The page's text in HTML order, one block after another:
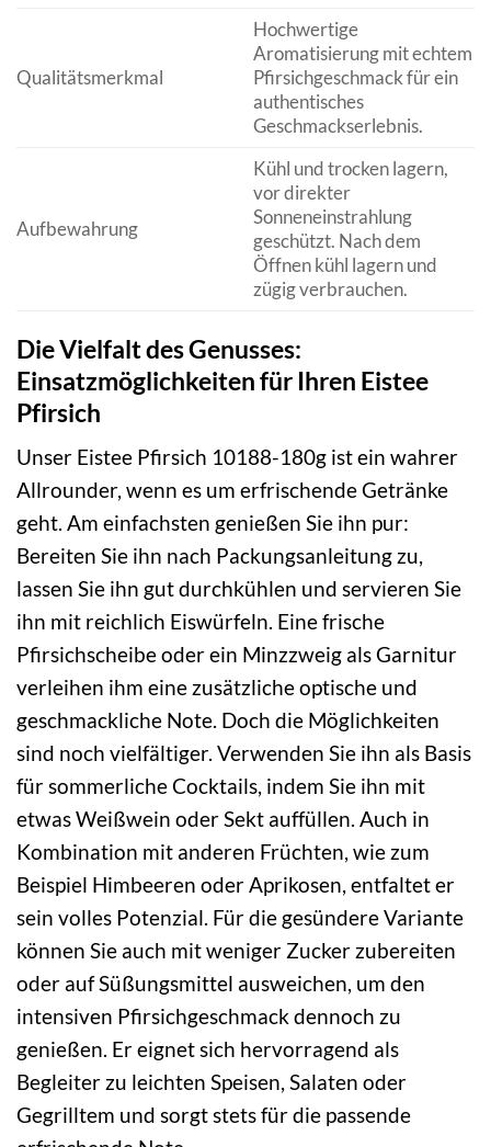
Qualitätsmerkmal
Hochwertige
Aromatisierung mit echtem
Pfirsichgeschmack für ein
authentisches
Geschmackserlebnis.
Aufbewahrung
Kühl und trocken lagern,
vor direkter
Sonneneinstrahlung
geschützt. Nach dem
Öffnen kühl lagern und
zügig verbrauchen.
Die Vielfalt des Genusses:
Einsatzmöglichkeiten für Ihren Eistee
Pfirsich
Unser Eistee Pfirsich 10188-180g ist ein wahrer
Allrounder, wenn es um erfrischende Getränke
geht. Am einfachsten genießen Sie ihn pur:
Bereiten Sie ihn nach Packungsanleitung zu,
lassen Sie ihn gut durchkühlen und servieren Sie
ihn mit reichlich Eiswürfeln. Eine frische
Pfirsichscheibe oder ein Minzzweig als Garnitur
verleihen ihm eine zusätzliche optische und
geschmackliche Note. Doch die Möglichkeiten
sind noch vielfältiger. Verwenden Sie ihn als Basis
für sommerliche Cocktails, indem Sie ihn mit
etwas Weißwein oder Sekt auffüllen. Auch in
Kombination mit anderen Früchten, wie zum
Beispiel Himbeeren oder Aprikosen, entfaltet er
sein volles Potenzial. Für die gesündere Variante
können Sie auch mit weniger Zucker zubereiten
oder auf Süßungsmittel ausweichen, um den
intensiven Pfirsichgeschmack dennoch zu
genießen. Er eignet sich hervorragend als
Begleiter zu leichten Speisen, Salaten oder
Gegrilltem und sorgt stets für die passende